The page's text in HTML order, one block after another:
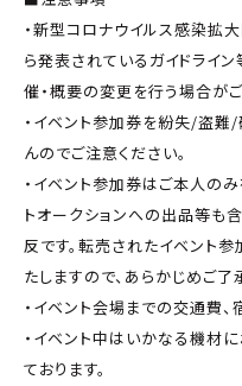
・新型コロナウイルス感染拡
ら発表されているガイドライ
催・概要の変更を行う場合がご
・イベント参加券を紛失/盗難
んのでご注意ください。
・イベント参加券はご本人の
トオークションへの出品等も
反です。転売されたイベント
たしますので、あらかじめご了
・イベント会場までの交通費
・イベント中はいかなる機材
ております。